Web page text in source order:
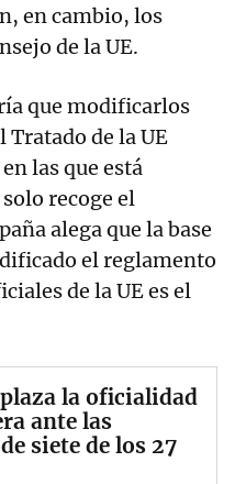
en cambio, los
de la UE.
que modificarlos
Tratado de la UE
las que está
recoge el
alega que la base
el reglamento
de la UE es el
la oficialidad
ante las
siete de los 27